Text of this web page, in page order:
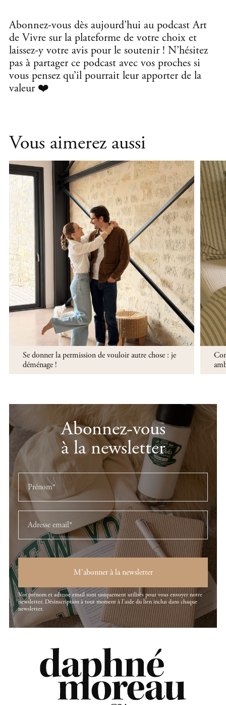
Abonnez-vous dès aujourd’hui au podcast Art
de Vivre sur la plateforme de votre choix et
laissez-y votre avis pour le soutenir ! N’hésitez
pas à partager ce podcast avec vos proches si
vous pensez qu’il pourrait leur apporter de la
valeur ❤️
Vous aimerez aussi
,
Se donner la permission de vouloir autre chose : je
déménage !
,
Abonnez-vous
à la newsletter
M'abonner à la newsletter
Vos prénom et adresse email sont uniquement utilisés pour vous envoyer notre
newsletter. Désinscription à tout moment à l'aide du lien inclus dans chaque
newsletter.